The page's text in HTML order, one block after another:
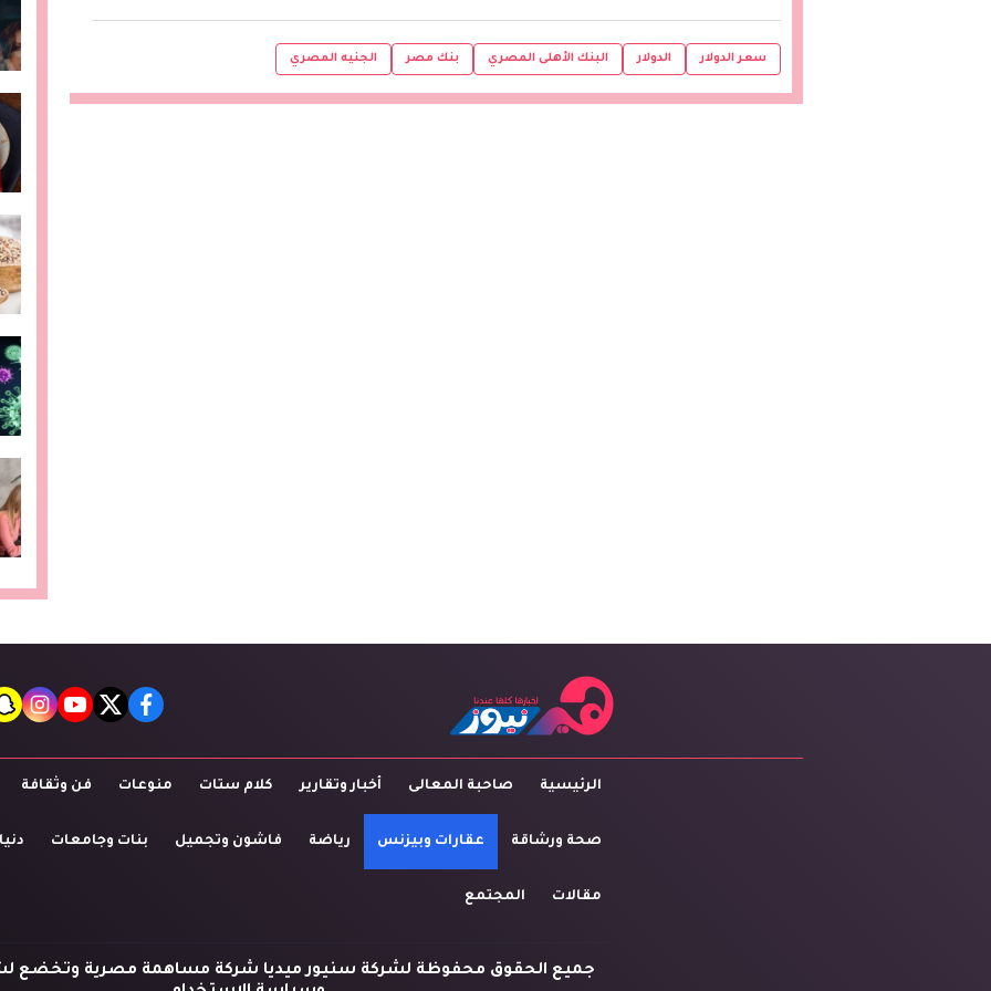
سعر الدولار الدولار البنك الأهلى المصري بنك مصر الجنيه المصري
facebook
twitter
youtube
الرئيسية صاحبة المعالى أخبار وتقارير كلام ستات منوعات فن وثقافة
صحة ورشاقة عقارات وبيزنس رياضة فاشون وتجميل بنات وجامعات
مقالات المجتمع
جميع الحقوق محفوظة لشركة سنيور ميديا شركة مساهمة مصرية وتخضع